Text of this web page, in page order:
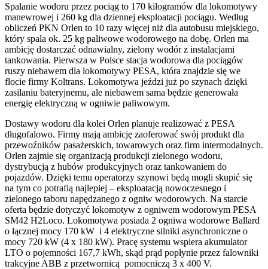
Spalanie wodoru przez pociąg to 170 kilogramów dla lokomotywy
manewrowej i 260 kg dla dziennej eksploatacji pociągu. Według
obliczeń PKN Orlen to 10 razy więcej niż dla autobusu miejskiego,
który spala ok. 25 kg paliwowe wodorowego na dobę. Orlen ma
ambicję dostarczać odnawialny, zielony wodór z instalacjami
tankowania. Pierwsza w Polsce stacja wodorowa dla pociągów
ruszy niebawem dla lokomotywy PESA, która znajdzie się we
flocie firmy Koltrans. Lokomotywa jeździ już po szynach dzięki
zasilaniu bateryjnemu, ale niebawem sama będzie generowała
energię elektryczną w ogniwie paliwowym.
Dostawy wodoru dla kolei Orlen planuje realizować z PESA
długofalowo. Firmy mają ambicję zaoferować swój produkt dla
przewoźników pasażerskich, towarowych oraz firm intermodalnych.
Orlen zajmie się organizacją produkcji zielonego wodoru,
dystrybucją z hubów produkcyjnych oraz tankowaniem do
pojazdów. Dzięki temu operatorzy szynowi będą mogli skupić się
na tym co potrafią najlepiej – eksploatacją nowoczesnego i
zielonego taboru napędzanego z ogniw wodorowych. Na starcie
oferta będzie dotyczyć lokomotyw z ogniwem wodorowym PESA
SM42 H2Loco. Lokomotywa posiada 2 ogniwa wodorowe Ballard
o łącznej mocy 170 kW i 4 elektryczne silniki asynchroniczne o
mocy 720 kW (4 x 180 kW). Pracę systemu wspiera akumulator
LTO o pojemności 167,7 kWh, skąd prąd popłynie przez falowniki
trakcyjne ABB z przetwornicą pomocniczą 3 x 400 V.